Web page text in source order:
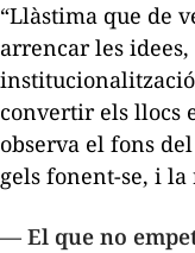
“Llàstima que de
arrencar les
convertir els llocs
observa el fons
gels fonent-se, i
— El que no